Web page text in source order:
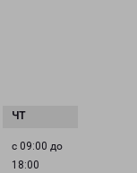
с 09:00 до
18:00